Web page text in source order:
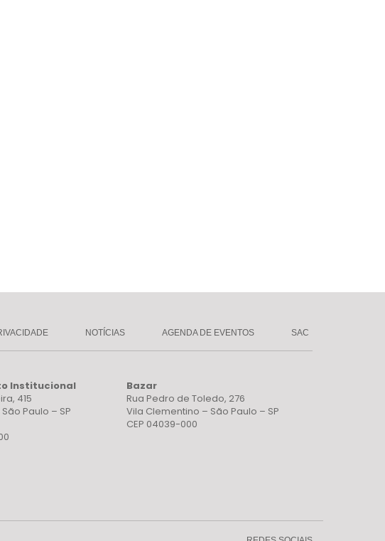
NOTÍCIAS AGENDA DE EVENTOS SAC
Institucional
415
Paulo – SP
Bazar
Rua Pedro de Toledo, 276
Vila Clementino – São Paulo – SP
CEP 04039-000